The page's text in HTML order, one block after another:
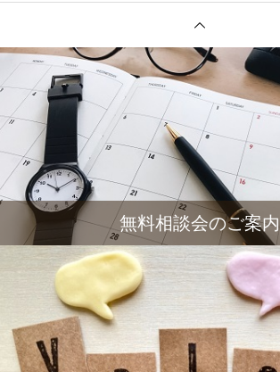
無料相談会のご案内